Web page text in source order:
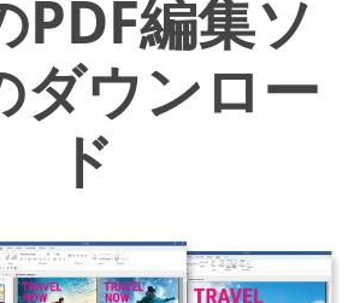
PDF編集ソ
ダウンロー
ド